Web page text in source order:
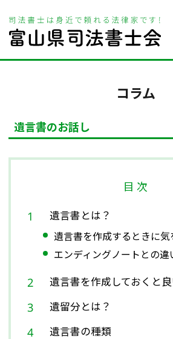
コラム
遺言書のお話し
目 次
遺言書とは？
遺言書を作成するときに気
エンディングノートとの違
遺言書を作成しておくと
遺留分とは？
遺言書の種類
当会について